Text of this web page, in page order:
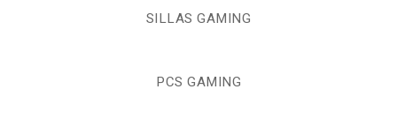
SILLAS GAMING
PCS GAMING